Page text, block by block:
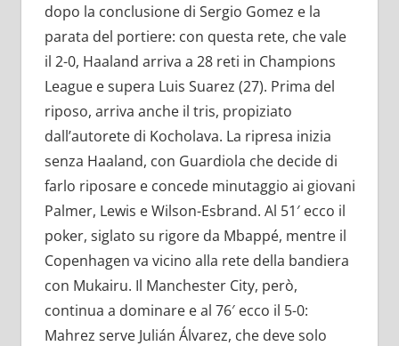
dopo la conclusione di Sergio Gomez e la
parata del portiere: con questa rete, che vale
il 2-0, Haaland arriva a 28 reti in Champions
League e supera Luis Suarez (27). Prima del
riposo, arriva anche il tris, propiziato
dall’autorete di Kocholava. La ripresa inizia
senza Haaland, con Guardiola che decide di
farlo riposare e concede minutaggio ai giovani
Palmer, Lewis e Wilson-Esbrand. Al 51′ ecco il
poker, siglato su rigore da Mbappé, mentre il
Copenhagen va vicino alla rete della bandiera
con Mukairu. Il Manchester City, però,
continua a dominare e al 76′ ecco il 5-0:
Mahrez serve Julián Álvarez, che deve solo